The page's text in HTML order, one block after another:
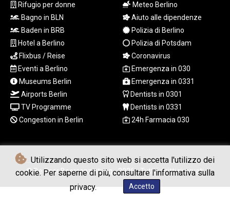
Utilizzando questo sito web si accetta l'utilizzo dei
cookie. Per saperne di più, consultare l'informativa sulla
privacy.
Accetto
LTL 3.401932
LVL 0.69691
LYD 7.358163
MAD 10.769655
MGA
4962.784289
MKD 61.534725
MMK
2418.826093
MNT
MUR 54.081038
MVR 17.811217
MWK
Rifugio per donne
Bagno in BLN
Baden in BRB
Hotel a Berlino
Flixbus / Reise
Eventi a Berlino
Museums Berlin
Airports Berlin
TV Programme
Congestion in Berlin
Meteo Berlino
Aiuto alle dipendenze
Polizia di Berlino
Polizia di Potsdam
Coronavirus
Emergenza in 030
Emergenza in 0331
Dentists in 0301
Dentists in 0331
24h Farmacia 030
© Berliner Boersenzeitung - 2026 - Tutti i diritti riservati